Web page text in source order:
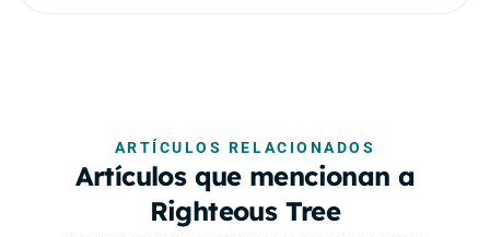
ARTÍCULOS RELACIONADOS
Artículos que mencionan a
Righteous Tree